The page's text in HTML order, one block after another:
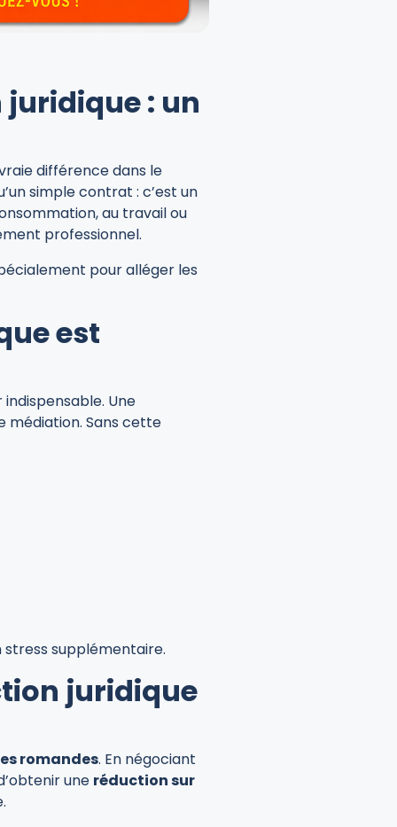
: un
différence dans le
simple contrat : c’est un
au travail ou
professionnel.
pour alléger les
est
Une
médiation. Sans cette
supplémentaire.
juridique
romandes. En négociant
une réduction sur